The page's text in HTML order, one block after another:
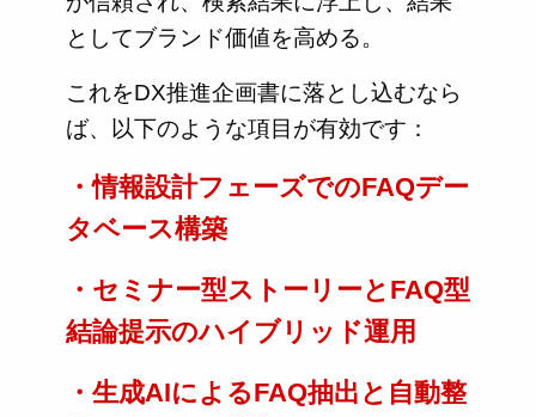
としてブランド価値を高める。
これをDX推進企画書に落とし込むなら
ば、以下のような項目が有効です：
・情報設計フェーズでのFAQデー
タベース構築
・セミナー型ストーリーとFAQ型
結論提示のハイブリッド運用
・生成AIによるFAQ抽出と自動整